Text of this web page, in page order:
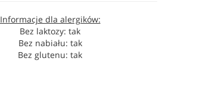
Informacje dla alergików:
Bez laktozy: tak
Bez nabiału: tak
Bez glutenu: tak